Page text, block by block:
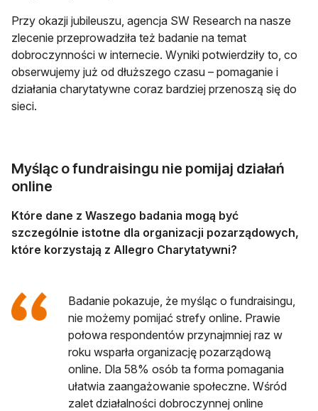
Przy okazji jubileuszu, agencja SW Research na nasze
zlecenie przeprowadziła też badanie na temat
dobroczynności w internecie. Wyniki potwierdziły to, co
obserwujemy już od dłuższego czasu – pomaganie i
działania charytatywne coraz bardziej przenoszą się do
sieci.
Myśląc o fundraisingu nie pomijaj działań
online
Które dane z Waszego badania mogą być
szczególnie istotne dla organizacji pozarządowych,
które korzystają z Allegro Charytatywni?
Badanie pokazuje, że myśląc o fundraisingu,
nie możemy pomijać strefy online. Prawie
połowa respondentów przynajmniej raz w
roku wsparła organizację pozarządową
online. Dla 58% osób ta forma pomagania
ułatwia zaangażowanie społeczne. Wśród
zalet działalności dobroczynnej online